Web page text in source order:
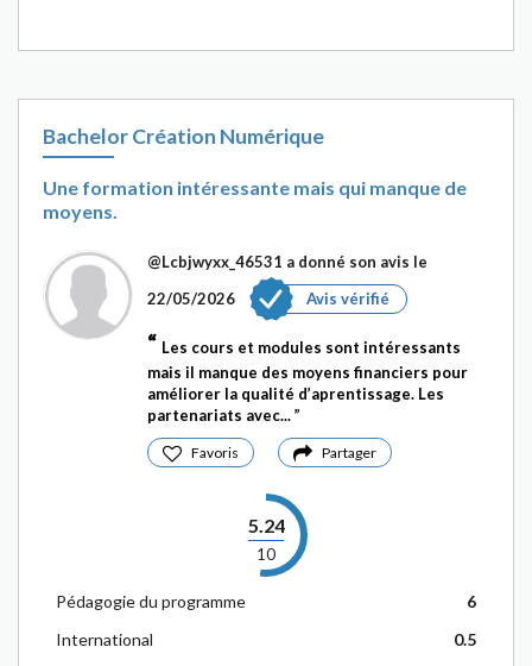
Bachelor Création Numérique
Une formation intéressante mais qui manque de
moyens.
@Lcbjwyxx_46531 a donné son avis le
22/05/2026
Avis vérifié
Les cours et modules sont intéressants
mais il manque des moyens financiers pour
améliorer la qualité d’aprentissage. Les
partenariats avec...
Favoris Partager
5.24
10
Pédagogie du programme
6
International
0.5